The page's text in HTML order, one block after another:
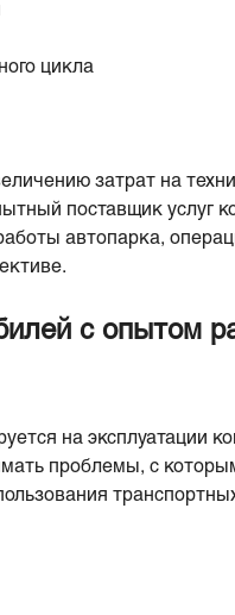
цикла
затрат на
поставщик услуг
автопарка,
с опытом
на эксплуатации
проблемы, с